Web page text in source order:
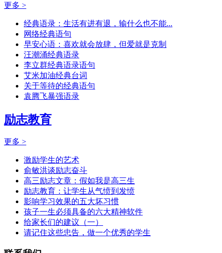
更多 >
经典语录：生活有进有退，输什么也不能...
网络经典语句
早安心语：喜欢就会放肆，但爱就是克制
汪潮涌经典语录
李立群经典语录语句
艾米加油经典台词
关于等待的经典语句
袁腾飞暴强语录
励志教育
更多 >
激励学生的艺术
俞敏洪谈励志奋斗
高三励志文章：假如我是高三生
励志教育：让学生从气愤到发愤
影响学习效果的五大坏习惯
孩子一生必须具备的六大精神软件
给家长们的建议（一）
请记住这些忠告，做一个优秀的学生